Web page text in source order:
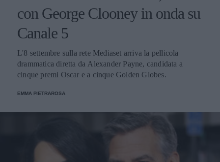
con George Clooney in onda su
Canale 5
L'8 settembre sulla rete Mediaset arriva la pellicola
drammatica diretta da Alexander Payne, candidata a
cinque premi Oscar e a cinque Golden Globes.
EMMA PIETRAROSA